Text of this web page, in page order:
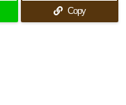
Copy